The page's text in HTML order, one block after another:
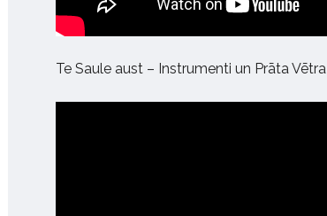
Te Saule aust – Instrumenti un Prāta Vētra